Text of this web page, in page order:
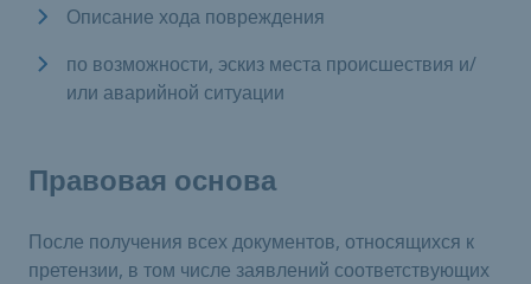
Описание хода повреждения
по возможности, эскиз места происшествия и/
или аварийной ситуации
Правовая основа
После получения всех документов, относящихся к
претензии, в том числе заявлений соответствующих